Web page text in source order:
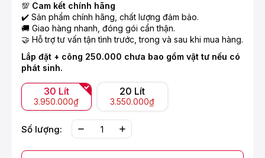
💯 Cam kết chính hãng
✔️ Sản phẩm chính hãng, chất lượng đảm bảo.
🚚 Giao hàng nhanh, đóng gói cẩn thận.
🤝 Hỗ trợ tư vấn tận tình trước, trong và sau khi mua hàng.
Lắp đặt + công 250.000 chưa bao gồm vật tư nếu có
phát sinh.
30 Lít
3.950.000₫
20 Lít
3.550.000₫
Số lượng: